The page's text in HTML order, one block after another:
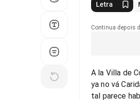
Letra
Continua depois
A la Villa de
ya no vá
tal parece